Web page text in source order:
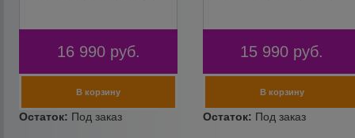
16 990 руб. 15 990 руб.